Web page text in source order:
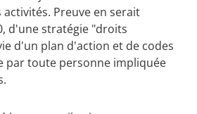
Preuve en serait
d'une stratégie "droits
d'un plan d'action et de codes
par toute personne impliquée